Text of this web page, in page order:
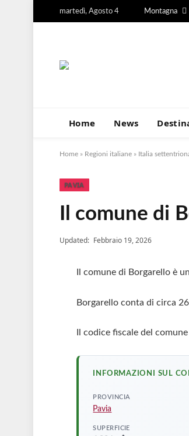
martedì, Agosto 4 Montagna
Home News
Home » Regioni italiane » Italia
PAVIA
Il comune di
Updated: Febbraio 19, 2026
Il comune di Borgarello è
Borgarello conta di circa
Il codice fiscale del
INFORMAZIONI SUL
PROVINCIA
Pavia
SUPERFICIE